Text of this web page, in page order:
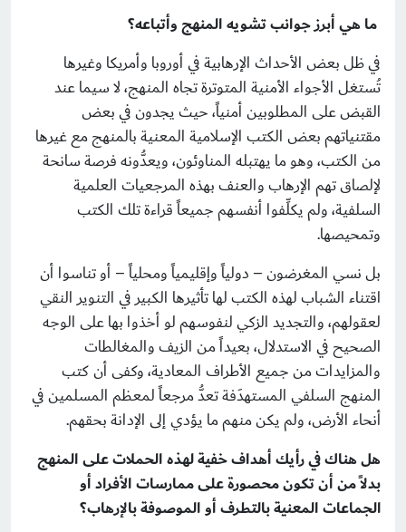
ما هي أبرز جوانب تشويه المنهج وأتباعه؟
في ظل بعض الأحداث الإرهابية في أوروبا وأمريكا وغيرها
تُستغل الأجواء الأمنية المتوترة تجاه المنهج، لا سيما عند
القبض على المطلوبين أمنياً، حيث يجدون في بعض
مقتنياتهم بعض الكتب الإسلامية المعنية بالمنهج مع غيرها
من الكتب، وهو ما يهتبله المناوئون، ويعدُّونه فرصة سانحة
لإلصاق تهم اﻹرهاب والعنف بهذه المرجعيات العلمية
السلفية، ولم يكلِّفوا أنفسهم جميعاً قراءة تلك الكتب
وتمحيصها.
بل نسي المغرضون – دولياً وإقليمياً ومحلياً – أو تناسوا أن
اقتناء الشباب لهذه الكتب لها تأثيرها الكبير في التنوير النقي
لعقولهم، والتجديد الزكي لنفوسهم لو أخذوا بها على الوجه
الصحيح في الاستدلال، بعيداً من الزيف والمغالطات
والمزايدات من جميع الأطراف المعادية، وكفى أن كتب
المنهج السلفي المستهدَفة تعدُّ مرجعاً لمعظم المسلمين في
أنحاء الأرض، ولم يكن منهم ما يؤدي إلى الإدانة بحقهم.
هل هناك في رأيك أهداف خفية لهذه الحملات على المنهج
بدلاً من أن تكون محصورة على ممارسات الأفراد أو
الجماعات المعنية بالتطرف أو الموصوفة بالإرهاب؟